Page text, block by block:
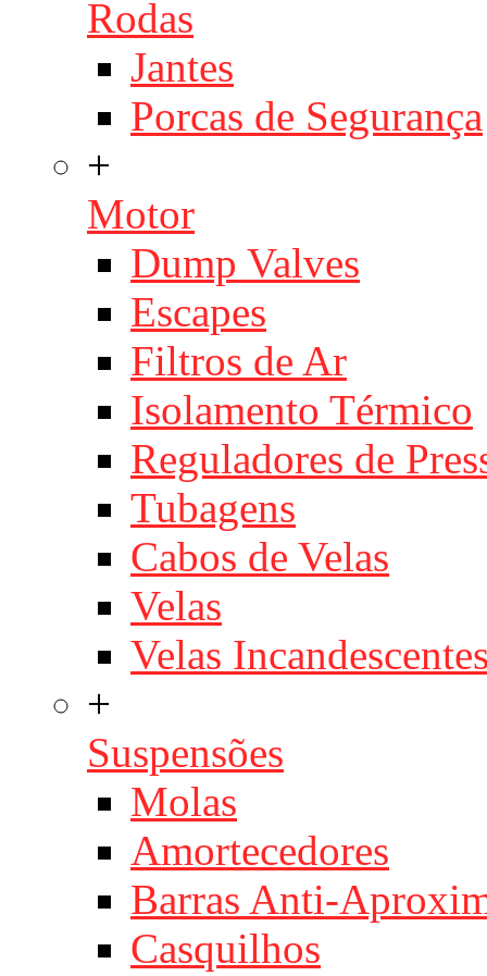
Rodas
Jantes
Porcas de Segurança
+
Motor
Dump Valves
Escapes
Filtros de Ar
Isolamento Térmico
Reguladores de
Tubagens
Cabos de Velas
Velas
Velas
+
Suspensões
Molas
Amortecedores
Barras Anti-
Casquilhos